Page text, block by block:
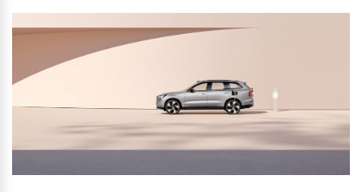
Volvo Gebrauchtwagenbörse
Gebrauchtwagen
Aktuelle Zubehörangebote
Zubehörkatalog
Unser Team
Unsere News & Events